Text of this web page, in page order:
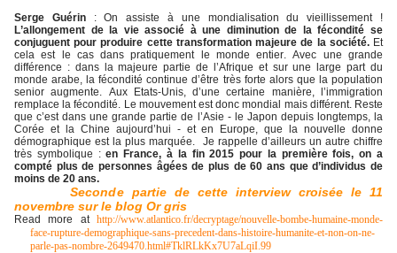
Serge Guérin: On assiste à une mondialisation du vieillissement !
L’allongement de la vie associé à une diminution de la fécondité se
conjuguent pour produire cette transformation majeure de la société. Et
cela est le cas dans pratiquement le monde entier. Avec une grande
différence : dans la majeure partie de l’Afrique et sur une large part du
monde arabe, la fécondité continue d’être très forte alors que la population
senior augmente. Aux Etats-Unis, d’une certaine manière, l’immigration
remplace la fécondité. Le mouvement est donc mondial mais différent. Reste
que c’est dans une grande partie de l’Asie - le Japon depuis longtemps, la
Corée et la Chine aujourd’hui - et en Europe, que la nouvelle donne
démographique est la plus marquée. Je rappelle d’ailleurs un autre chiffre
très symbolique :en France, à la fin 2015 pour la première fois, on a
compté plus de personnes âgées de plus de 60 ans que d’individus de
moins de 20 ans.
Seconde partie de cette interview croisée le 11
novembre sur le blog Or gris
Read more at http://www.atlantico.fr/decryptage/nouvelle-bombe-humaine-monde-
face-rupture-demographique-sans-precedent-dans-histoire-humanite-et-non-on-ne-
parle-pas-nombre-2649470.html#TklRLkKx7U7aLqiI.99